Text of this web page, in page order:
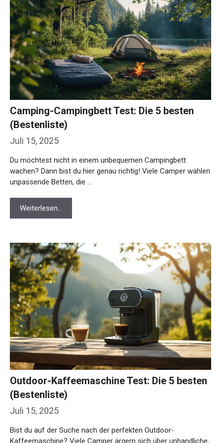
Juli 15, 2025
Camping-Campingbett Test: Die 5 besten
(Bestenliste)
Du möchtest nicht in einem unbequemen Campingbett
wachen? Dann bist du hier genau richtig! Viele Camper wählen
unpassende Betten, die …
Weiterlesen…
Juli 15, 2025
Outdoor-Kaffeemaschine Test: Die 5 besten
(Bestenliste)
Bist du auf der Suche nach der perfekten Outdoor-
Kaffeemaschine? Viele Camper ärgern sich über unhandliche,